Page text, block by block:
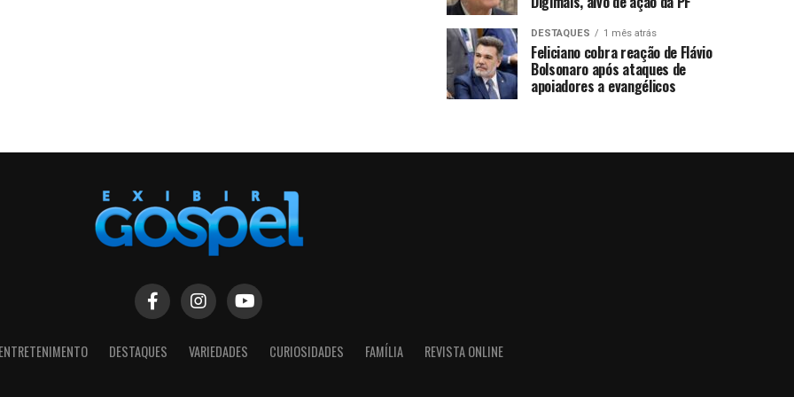
DESTAQUES 1 mês atrás
Feliciano cobra reação de Flávio
Bolsonaro após ataques de
apoiadores a evangélicos
ENTRETENIMENTO DESTAQUES VARIEDADES CURIOSIDADES FAMÍLIA REVISTA ONLINE